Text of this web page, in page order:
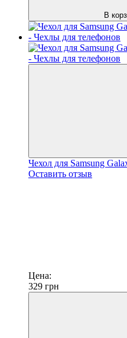
В
Чехол для Samsung
Оставить отзыв
Цена:
329 грн